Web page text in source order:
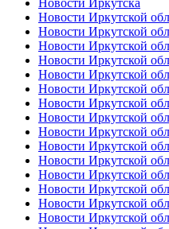
Новости Иркутской
Новости Иркутской
Новости Иркутской
Новости Иркутской
Новости Иркутской
Новости Иркутской
Новости Иркутской
Новости Иркутской
Новости Иркутской
Новости Иркутской
Новости Иркутской
Новости Иркутской
Новости Иркутской
Новости Иркутской
Новости Иркутской